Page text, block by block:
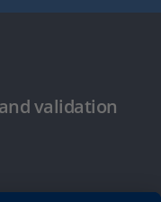
validation